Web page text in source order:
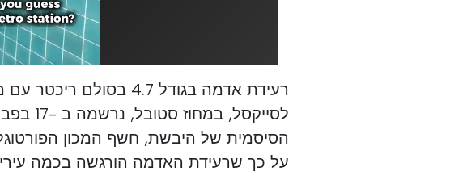
על כך שרעידת האדמה הורגשה בכמה